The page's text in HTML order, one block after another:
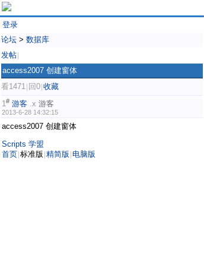
登录
论坛 > 数据库
发帖
access2007 创建窗体
看1471 回0 收藏
1# 游客 .x 游客
2013-6-28 14:32:15
access2007 创建窗体
Scripts 学盟
首页 标准版 精简版 电脑版